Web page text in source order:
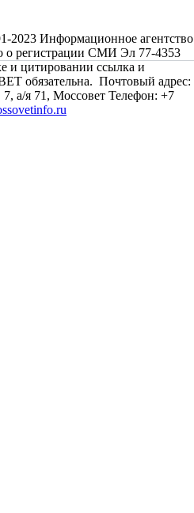
Информационное агентство
регистрации СМИ Эл 77-4353
и цитировании ссылка и
обязательна. Почтовый адрес:
а/я 71, Моссовет Телефон: +7